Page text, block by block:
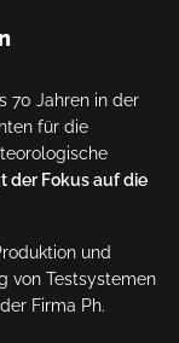
70 Jahren in der
für die
der Fokus auf die
und
von Testsystemen
Firma Ph.